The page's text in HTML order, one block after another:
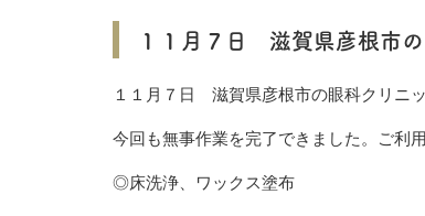
１１月７日 滋賀県彦根市の
１１月７日 滋賀県彦根市の眼科クリニ
今回も無事作業を完了できました。ご利
◎床洗浄、ワックス塗布